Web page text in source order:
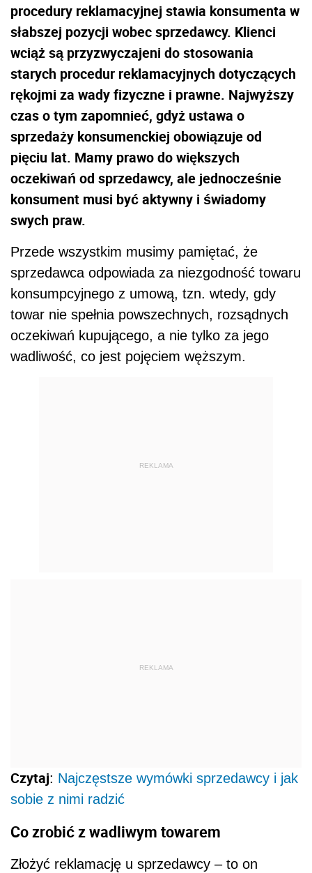
procedury reklamacyjnej stawia konsumenta w
słabszej pozycji wobec sprzedawcy. Klienci
wciąż są przyzwyczajeni do stosowania
starych procedur reklamacyjnych dotyczących
rękojmi za wady fizyczne i prawne. Najwyższy
czas o tym zapomnieć, gdyż ustawa o
sprzedaży konsumenckiej obowiązuje od
pięciu lat. Mamy prawo do większych
oczekiwań od sprzedawcy, ale jednocześnie
konsument musi być aktywny i świadomy
swych praw.
Przede wszystkim musimy pamiętać, że
sprzedawca odpowiada za niezgodność towaru
konsumpcyjnego z umową, tzn. wtedy, gdy
towar nie spełnia powszechnych, rozsądnych
oczekiwań kupującego, a nie tylko za jego
wadliwość, co jest pojęciem węższym.
REKLAMA
REKLAMA
Czytaj: Najczęstsze wymówki sprzedawcy i jak
sobie z nimi radzić
Co zrobić z wadliwym towarem
Złożyć reklamację u sprzedawcy – to on